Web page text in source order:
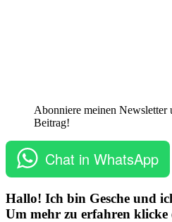
Abonniere meinen Newsletter
Beitrag!
Chat in WhatsApp
Hallo! Ich bin Gesche und
Um mehr zu erfahren